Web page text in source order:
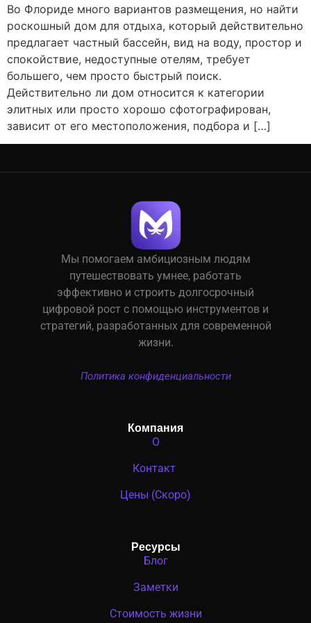
Во Флориде много вариантов размещения, но найти
роскошный дом для отдыха, который действительно
предлагает частный бассейн, вид на воду, простор и
спокойствие, недоступные отелям, требует
большего, чем просто быстрый поиск.
Действительно ли дом относится к категории
элитных или просто хорошо сфотографирован,
зависит от его местоположения, подбора и […]
Мы помогаем амбициозным людям
путешествовать умнее, работать
эффективно и строить долгосрочный
цифровой рост с помощью инструментов и
стратегий, разработанных для современной
жизни.
Политика конфиденциальности
Компания
О
Контакт
Цены (Скоро)
Ресурсы
Блог
Заметки
Стоимость жизни